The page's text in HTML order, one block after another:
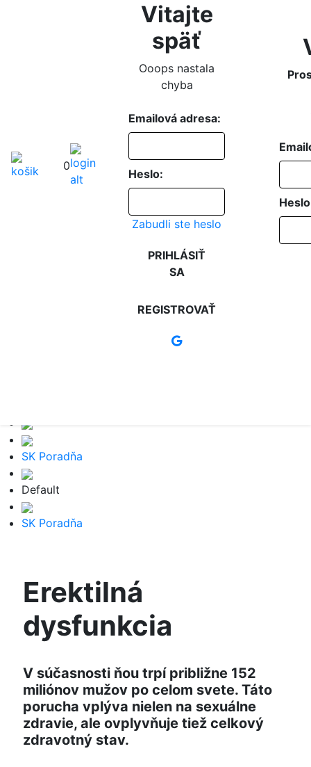
0
Vitajte
späť
Ooops nastala
chyba
Emailová adresa:
Heslo:
Zabudli ste heslo
PRIHLÁSIŤ
SA
REGISTROVAŤ
SK Poradňa
Default
SK Poradňa
Erektilná
dysfunkcia
V súčasnosti ňou trpí približne 152
miliónov mužov po celom svete. Táto
porucha vplýva nielen na sexuálne
zdravie, ale ovplyvňuje tiež celkový
zdravotný stav.